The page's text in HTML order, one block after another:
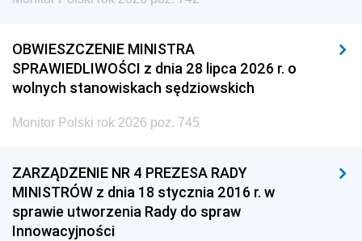
OBWIESZCZENIE MINISTRA
SPRAWIEDLIWOŚCI z dnia 28 lipca 2026 r. o
wolnych stanowiskach sędziowskich
Monitor Polski rok 2026 poz. 745
ZARZĄDZENIE NR 4 PREZESA RADY
MINISTRÓW z dnia 18 stycznia 2016 r. w
sprawie utworzenia Rady do spraw
Innowacyjności